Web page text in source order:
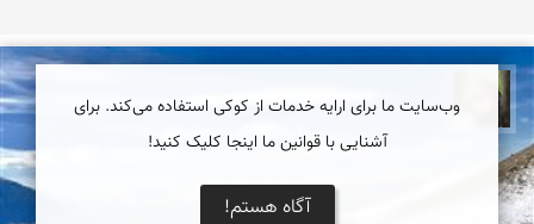
سپیده اصلان
وب‌سایت ما برای ارایه خدمات از کوکی استفاده می‌کند. برای
آشنایی با قوانین ما اینجا کلیک کنید!
آگاه هستم!